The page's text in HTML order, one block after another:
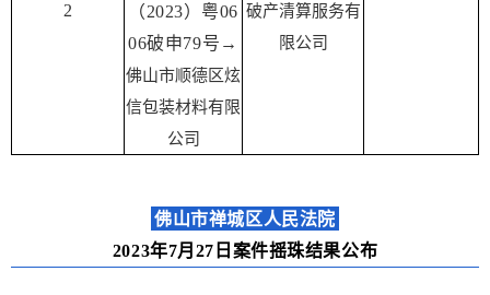
2
破产清算服务有
限公司
（2023）粤06
06破申79号→
佛山市顺德区炫
信包装材料有限
公司
佛山市禅城区人民法院
2023年7月27日案件摇珠结果公布